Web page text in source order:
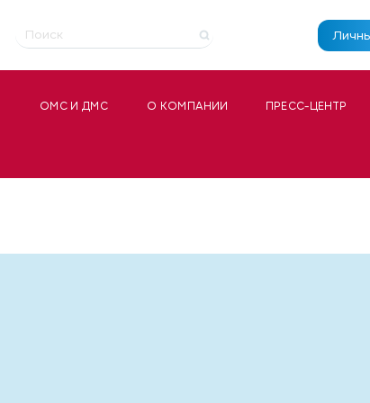
ОМС И ДМС О КОМПАНИИ ПРЕСС-ЦЕНТР